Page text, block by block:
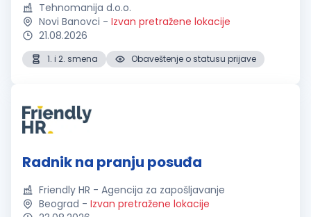
Tehnomanija d.o.o.
Novi Banovci - Izvan pretražene lokacije
21.08.2026
1. i 2. smena Obaveštenje o statusu prijave
Radnik na pranju posuđa
Friendly HR - Agencija za zapošljavanje
Beograd - Izvan pretražene lokacije